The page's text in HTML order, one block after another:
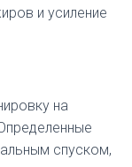
и усиление
на
спуском,